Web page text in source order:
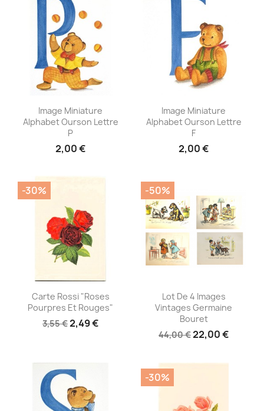
Aperçu rapide
Image Miniature
Alphabet Ourson Lettre
P
2,00 €
Aperçu rapide
Image Miniature
Alphabet Ourson Lettre
F
2,00 €
Aperçu rapide
Carte Rossi "Roses
Pourpres Et Rouges"
3,55 €2,49 €
-30%
Aperçu rapide
Lot De 4 Images
Vintages Germaine
Bouret
44,00 €22,00 €
-50%
-30%